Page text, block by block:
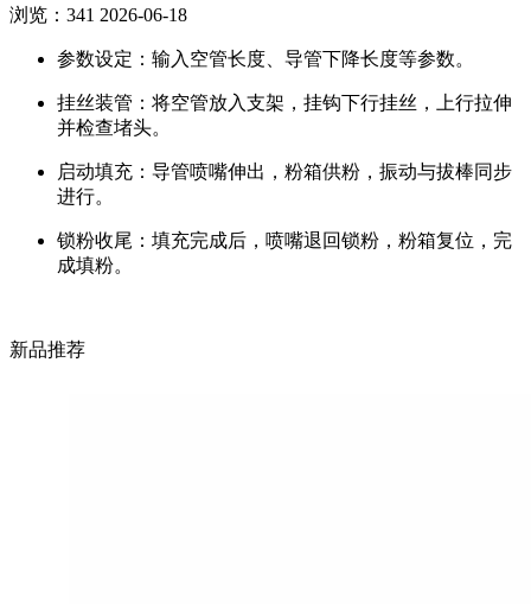
浏览：341 2026-06-18
参数设定：输入空管长度、导管下降长度等参数。
挂丝装管：将空管放入支架，挂钩下行挂丝，上行拉伸
并检查堵头。
启动填充：导管喷嘴伸出，粉箱供粉，振动与拔棒同步
进行。
锁粉收尾：填充完成后，喷嘴退回锁粉，粉箱复位，完
成填粉。
新品推荐